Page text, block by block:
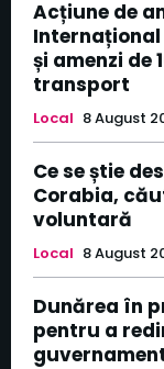
Acțiune de
și amenzi de
transport
Local 8 August
Ce se știe
Corabia,
voluntară
Local 8 August
Dunărea în
pentru a